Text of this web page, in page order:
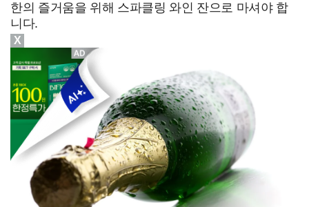
한의 즐거움을 위해 스파클링 와인 잔으로 마셔야 합
니다.
X